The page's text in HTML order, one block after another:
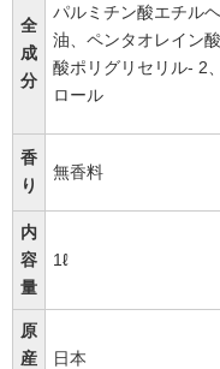
全
成
分
パルミチン酸エチル
油、ペンタオレイン
酸ポリグリセリル- 2
ロール
香
り
無香料
内
容
量
1ℓ
原
産
日本